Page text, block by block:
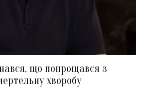
що попрощався з
хворобу